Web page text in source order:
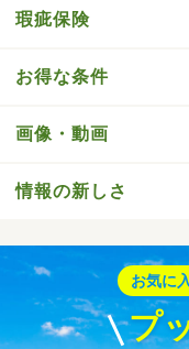
瑕疵保険
お得な条件
画像・動画
情報の新しさ
お気に
プ